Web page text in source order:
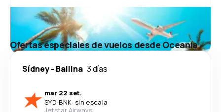
Ofertas especiales de vuelos desde Oceanía
Sídney- Ballina 3 días
mar 22 set.
SYD-BNK· sin escala
Jetstar Airways